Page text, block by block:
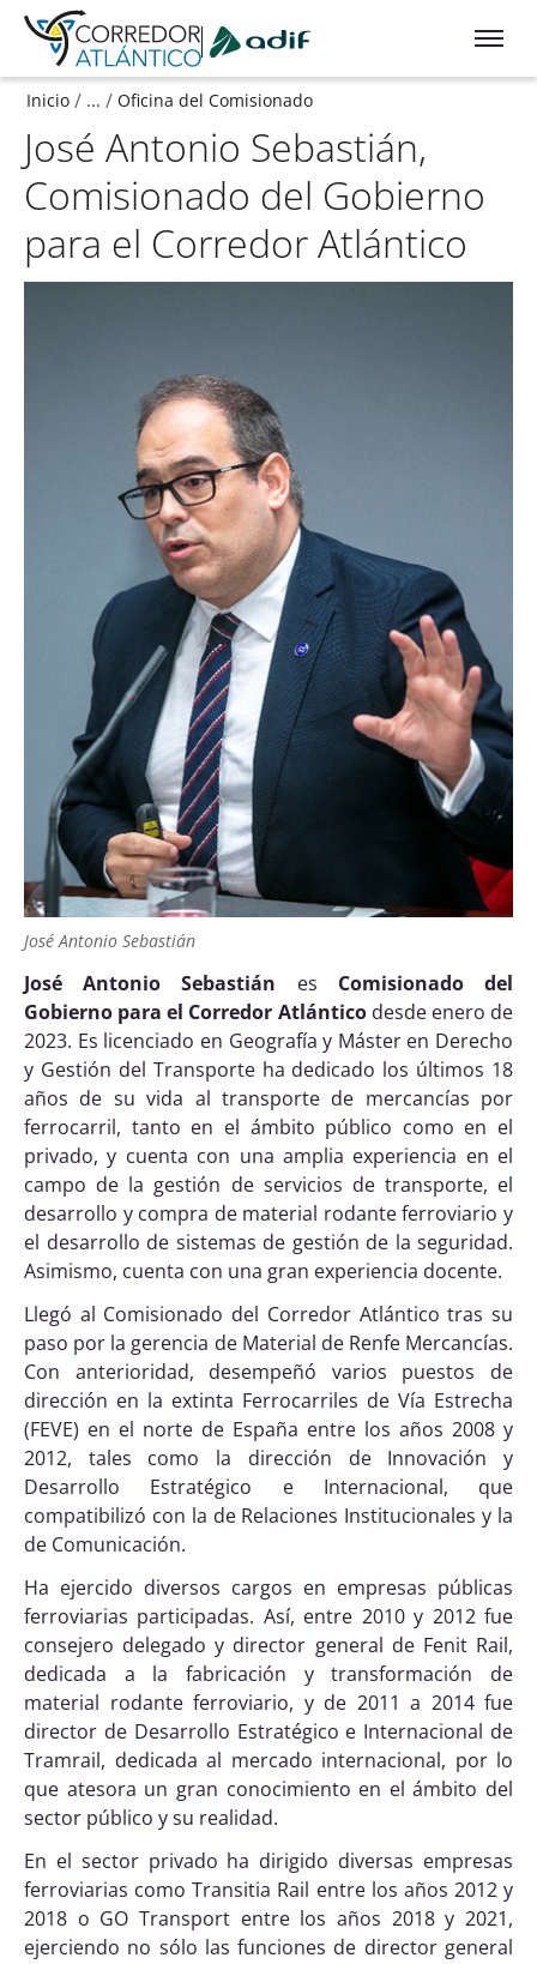
Ir a contenido principal
Inicio / ... / Oficina del Comisionado
José Antonio Sebastián,
Comisionado del Gobierno
para el Corredor Atlántico
José Antonio Sebastián
José Antonio Sebastián es Comisionado del
Gobierno para el Corredor Atlánticodesde enero de
2023. Es licenciado en Geografía y Máster en Derecho
y Gestión del Transporte ha dedicado los últimos 18
años de su vida al transporte de mercancías por
ferrocarril, tanto en el ámbito público como en el
privado, y cuenta con una amplia experiencia en el
campo de la gestión de servicios de transporte, el
desarrollo y compra de material rodante ferroviario y
el desarrollo de sistemas de gestión de la seguridad.
Asimismo, cuenta con una gran experiencia docente.
Llegó al Comisionado del Corredor Atlántico tras su
paso por la gerencia de Material de Renfe Mercancías.
Con anterioridad, desempeñó varios puestos de
dirección en la extinta Ferrocarriles de Vía Estrecha
(FEVE) en el norte de España entre los años 2008 y
2012, tales como la dirección de Innovación y
Desarrollo Estratégico e Internacional, que
compatibilizó con la de Relaciones Institucionales y la
de Comunicación.
Ha ejercido diversos cargos en empresas públicas
ferroviarias participadas. Así, entre 2010 y 2012 fue
consejero delegado y director general de FenitRail,
dedicada a la fabricación y transformación de
material rodante ferroviario, y de 2011 a 2014 fue
director de Desarrollo Estratégico e Internacional de
Tramrail, dedicada al mercado internacional, por lo
que atesora un gran conocimiento en el ámbito del
sector público y su realidad.
En el sector privado ha dirigido diversas empresas
ferroviarias comoTransitia Rail entre los años 2012 y
2018 o GO Transport entre los años 2018 y 2021,
ejerciendo no sólo las funciones de director general